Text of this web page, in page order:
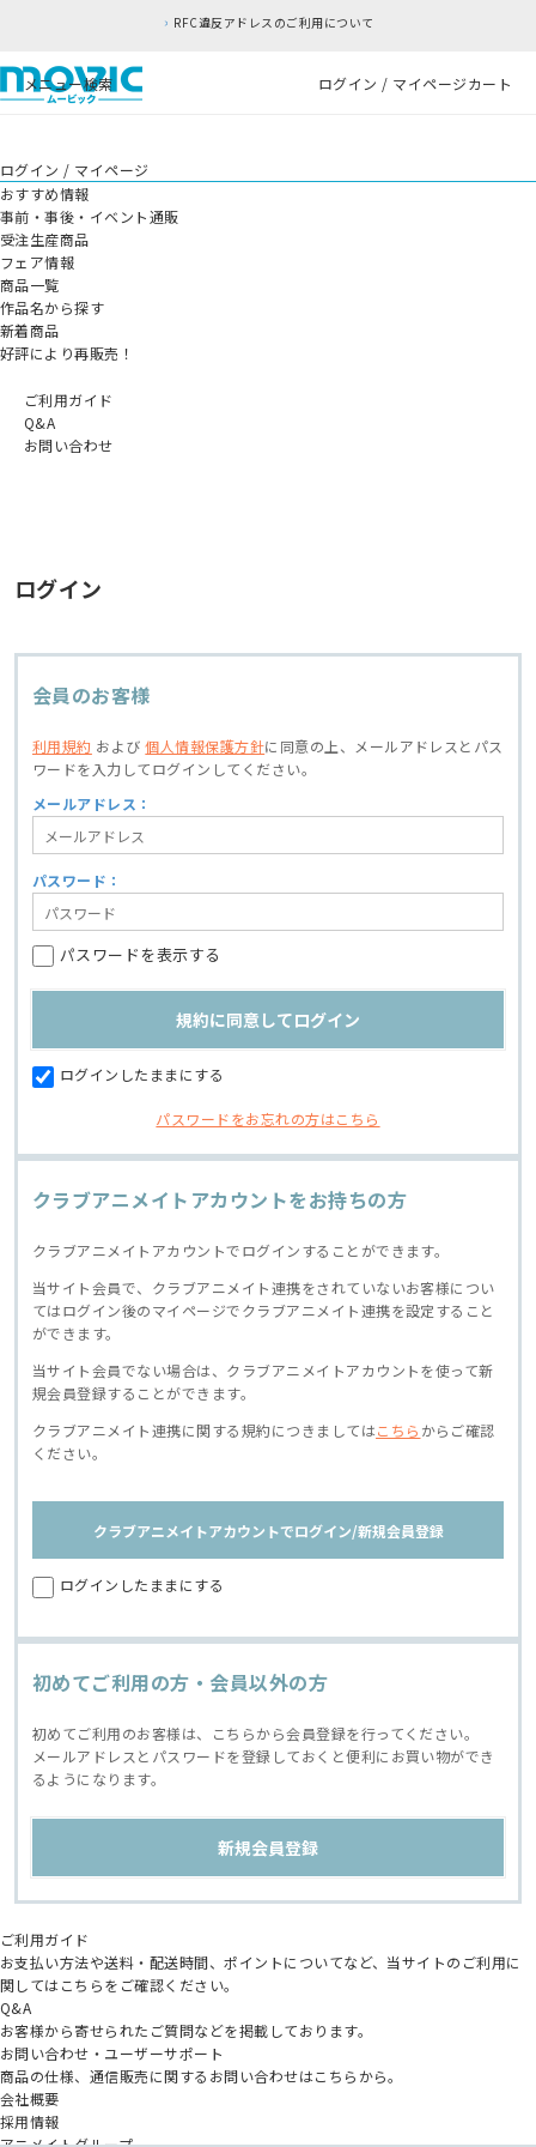
RFC違反アドレスのご利用について
メニュー検索 ログイン / マイページカート
ログイン / マイページ
おすすめ情報
事前・事後・イベント通販
受注生産商品
フェア情報
商品一覧
作品名から探す
新着商品
好評により再販売！
ご利用ガイド
Q&A
お問い合わせ
ログイン
会員のお客様
利用規約 および個人情報保護方針に同意の上、
メールアドレスとパス
ワードを入力してログインしてください。
メールアドレス：
パスワード：
パスワードを表示する
ログインしたままにする
パスワードをお忘れの方はこちら
クラブアニメイトアカウントをお持ちの方
クラブアニメイトアカウントでログインすることができます。
当サイト会員で、クラブアニメイト連携をされていないお客様につい
てはログイン後のマイページでクラブアニメイト連携を設定すること
ができます。
当サイト会員でない場合は、クラブアニメイトアカウントを使って新
規会員登録することができます。
クラブアニメイト連携に関する規約につきましてはこちら からご確認
ください。
クラブアニメイトアカウントでログイン/新規会員登録
ログインしたままにする
初めてご利用の方・会員以外の方
初めてご利用のお客様は、こちらから会員登録を行ってください。
メールアドレスとパスワードを登録しておくと便利にお買い物ができ
るようになります。
ご利用ガイド
お支払い方法や送料・配送時間、ポイントについてなど、当サイトのご利用に
関してはこちらをご確認ください。
Q&A
お客様から寄せられたご質問などを掲載しております。
お問い合わせ・ユーザーサポート
商品の仕様、通信販売に関するお問い合わせはこちらから。
会社概要
採用情報